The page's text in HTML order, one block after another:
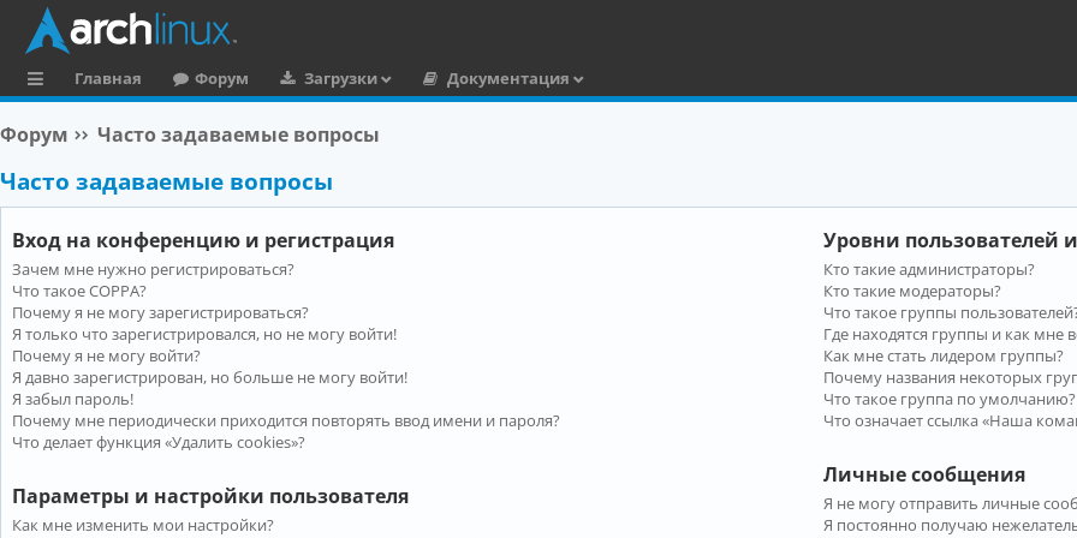
ы
л
Главная Форум Загрузки
Документация
Форум Часто задаваемые вопросы
Часто задаваемые вопросы
Вход на конференцию и регистрация
Зачем мне нужно регистрироваться?
Что такое COPPA?
Почему я не могу зарегистрироваться?
Я только что зарегистрировался, но не могу войти!
Почему я не могу войти?
Я давно зарегистрирован, но больше не могу войти!
Я забыл пароль!
Почему мне периодически приходится повторять ввод имени и пароля?
Что делает функция «Удалить cookies»?
Параметры и настройки пользователя
Как мне изменить мои настройки?
Уровни пользователей
Кто такие администраторы?
Кто такие модераторы?
Что такое группы
Где находятся группы и как мне
Как мне стать лидером группы?
Почему названия некоторых
Что такое группа по умолчанию?
Что означает ссылка «Наша
Личные сообщения
Я не могу отправить личные
Я постоянно получаю